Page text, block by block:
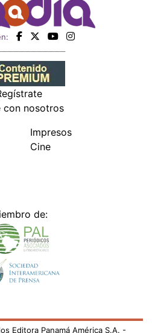
con nosotros
Impresos
Cine
de:
Editora Panamá América S.A. -